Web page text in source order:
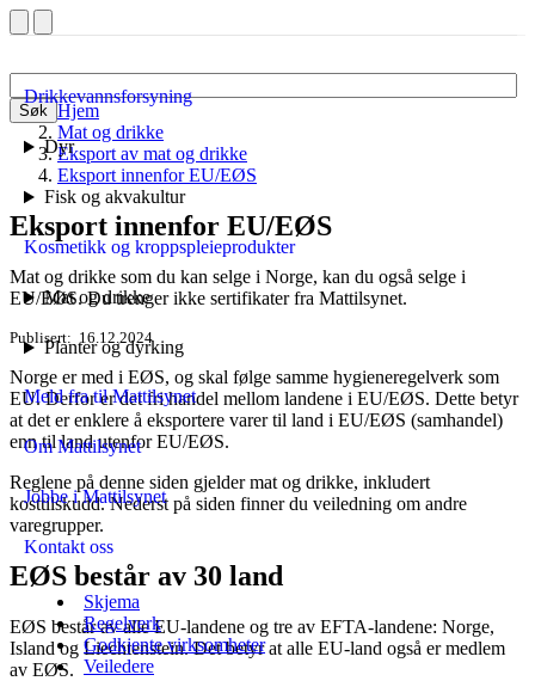
Søk
Drikkevannsforsyning
Dyr
Fisk og akvakultur
Kosmetikk og kroppspleieprodukter
Mat og drikke
Planter og dyrking
Meld fra til Mattilsynet
Om Mattilsynet
Jobbe i Mattilsynet
Kontakt oss
Skjema
Regelverk
Godkjente virksomheter
Veiledere
Hjem
Mat og drikke
Eksport av mat og drikke
Eksport innenfor EU/EØS
Eksport innenfor EU/EØS
Mat og drikke som du kan selge i Norge, kan du også selge i
EU/EØS. Du trenger ikke sertifikater fra Mattilsynet.
Publisert 16.12.2024
Norge er med i EØS, og skal følge samme hygieneregelverk som
EU. Derfor er det fri handel mellom landene i EU/EØS. Dette betyr
at det er enklere å eksportere varer til land i EU/EØS (samhandel)
enn til land utenfor EU/EØS.
Reglene på denne siden gjelder mat og drikke, inkludert
kosttilskudd. Nederst på siden finner du veiledning om andre
varegrupper.
EØS består av 30 land
EØS består av alle EU-landene og tre av EFTA-landene: Norge,
Island og Liechtenstein. Det betyr at alle EU-land også er medlem
av EØS.